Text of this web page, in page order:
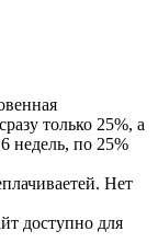
только 25%, а
недель, по 25%
Нет
доступно для